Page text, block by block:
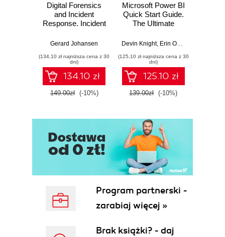
Digital Forensics
and Incident
Response. Incident
and techniques for
threat response -
Fourth Edition
Gerard Johansen
(134,10 zł najniższa cena z 30
dni)
134.10 zł
149.00zł (-10%)
Microsoft Power BI
Quick Start Guide.
The Ultimate
to Power BI, Data
Tools, and
Microsoft Fabric -
Fourth Edition
Devin Knight, Erin Ostrowsky
(125,10 zł najniższa cena z 30
dni)
125.10 zł
139.00zł (-10%)
Program partnerski -
zarabiaj więcej »
Brak książki? - daj